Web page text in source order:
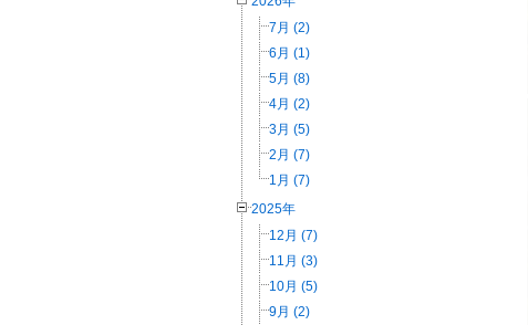
7月 (2)
6月 (1)
5月 (8)
4月 (2)
3月 (5)
2月 (7)
1月 (7)
2025年
12月 (7)
11月 (3)
10月 (5)
9月 (2)